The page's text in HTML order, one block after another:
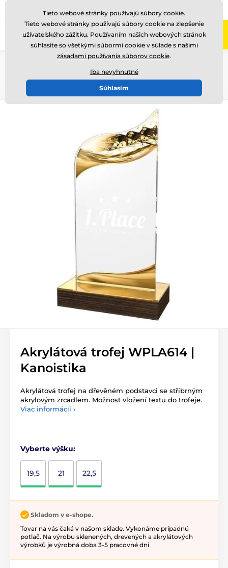
Zavolajte nám (Po-Pi 8-17) +421220255160
WPLA 501-
Akrylátová trofej WPLA614 |
Kanoistika
Akrylátová trofej na dřevěném podstavci se stříbrným
akrylovým zrcadlem. Možnost vložení textu do trofeje.
Viac informácií ›
Vyberte výšku:
19,5 21 22,5
Skladom v e-shope.
Tovar na vás čaká v našom sklade. Vykonáme prípadnú
potlač. Na výrobu sklenených, drevených a akrylátových
výrobků je výrobná doba 3-5 pracovné dni
Tieto webové stránky používajú súbory cookie.
Tieto webové stránky používajú súbory cookie na zlepšenie
užívateľského zážitku. Používaním našich webových stránok
súhlasíte so všetkými súbormi cookie v súlade s našimi
zásadami používania súborov cookie.
Iba nevyhnutné
Súhlasím